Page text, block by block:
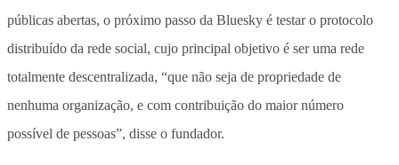
públicas abertas, o próximo passo da Bluesky é testar o protocolo
distribuído da rede social, cujo principal objetivo é ser uma rede
totalmente descentralizada, “que não seja de propriedade de
nenhuma organização, e com contribuição do maior número
possível de pessoas”, disse o fundador.